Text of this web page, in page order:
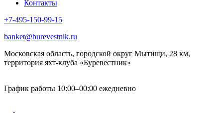
Контакты
+7-495-150-99-15
banket@burevestnik.ru
Московская область, городской округ Мытищи, 28 км,
территория яхт-клуба «Буревестник»
График работы 10:00–00:00 ежедневно